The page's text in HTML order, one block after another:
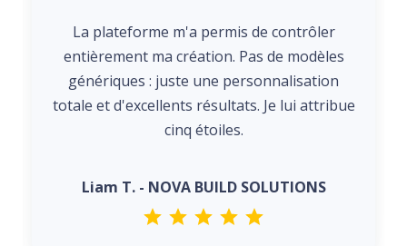
La plateforme m'a permis de contrôler
entièrement ma création. Pas de modèles
génériques : juste une personnalisation
totale et d'excellents résultats. Je lui attribue
cinq étoiles.
Liam T. - NOVA BUILD SOLUTIONS